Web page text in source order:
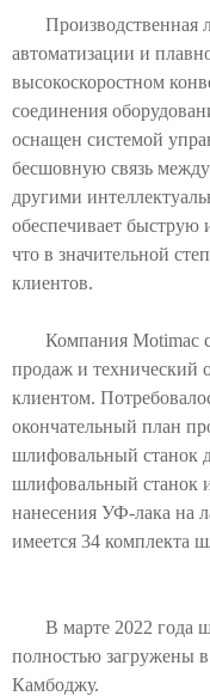
Производственная
автоматизации и
высокоскоростном
соединения
оснащен системой
бесшовную связь
другими
обеспечивает быструю
что в значительной
клиентов.
Компания Motimac
продаж и технический
клиентом.
окончательный план
шлифовальный станок
шлифовальный станок
нанесения УФ-лака на
имеется 34 комплекта
В марте 2022 года
полностью загружены
Камбоджу.